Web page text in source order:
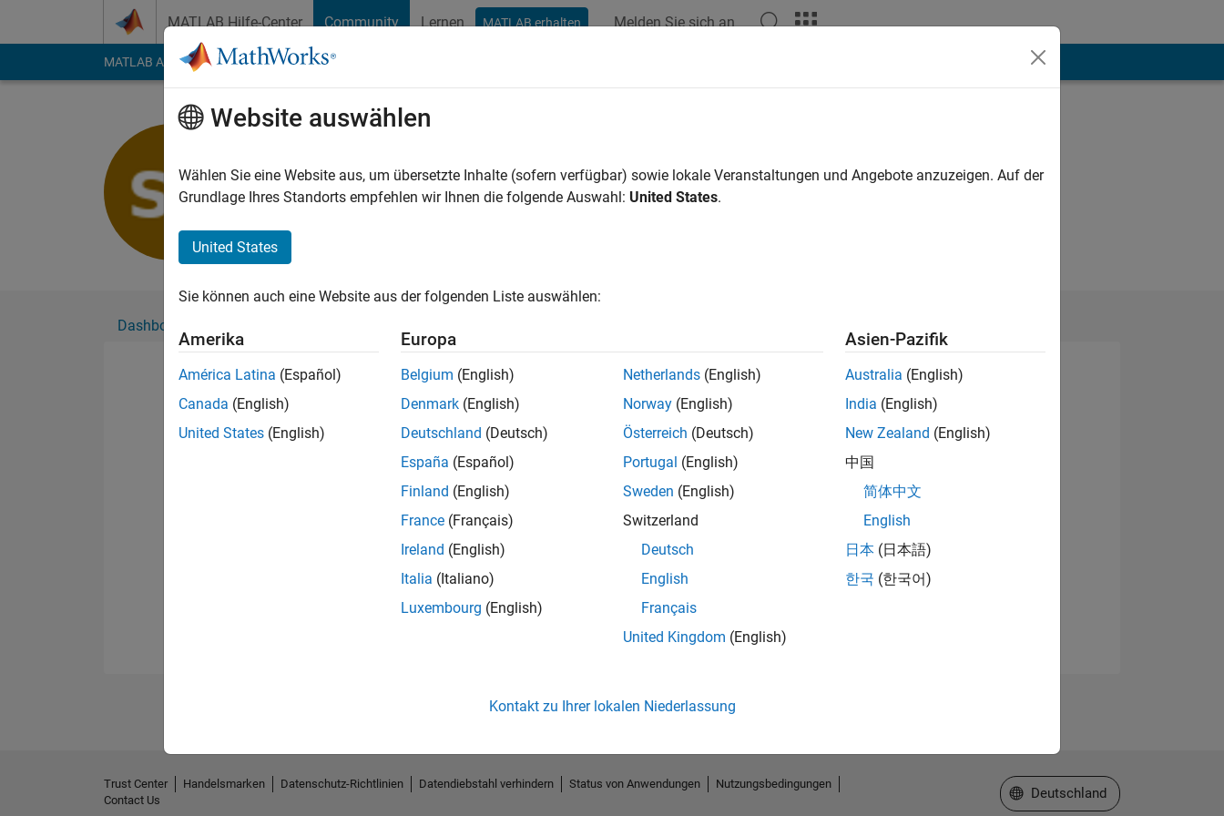
MATLAB Hilfe-Center Community Lernen MATLAB erhalten Melden Sie sich an
MATLAB Answers File Exchange Cody
Aktiv seit 2022
Followers:0 Following:0
Dashboard
Please to endorse this person in a skill
No Endorsements received
Website auswählen
Wählen Sie eine Website aus, um übersetzte Inhalte (sofern verfügbar) sowie lokale Veranstaltungen und Angebote anzuzeigen. Auf der
Grundlage Ihres Standorts empfehlen wir Ihnen die folgende Auswahl: United States.
United States
Sie können auch eine Website aus der folgenden Liste auswählen:
Amerika
América Latina (Español)
Canada (English)
United States (English)
Europa
Belgium (English)
Denmark (English)
Deutschland (Deutsch)
España (Español)
Finland (English)
France (Français)
Ireland (English)
Italia (Italiano)
Luxembourg (English)
Netherlands (English)
Norway (English)
Österreich (Deutsch)
Portugal (English)
Sweden (English)
Switzerland
Deutsch
English
Français
United Kingdom (English)
Asien-Pazifik
Australia (English)
India (English)
New Zealand (English)
中国
简体中文
English
日本 (日本語)
한국 (한국어)
Kontakt zu Ihrer lokalen Niederlassung
Trust Center Handelsmarken Datenschutz-Richtlinien Datendiebstahl verhindern Status von Anwendungen
Nutzungsbedingungen
Contact Us
Website auswählen
Deutschland